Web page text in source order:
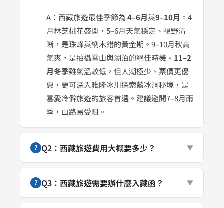
A：西藏旅遊最佳季節為4–6月與9–10月 。4
月林芝桃花盛開，5–6月天氣穩定、視野清
晰，是珠峰與納木錯的黃金期。9–10月秋高
氣爽，是拍攝雪山與湖泊的絕佳時機。 11–2
月冬季雖氣溫較低，但人潮極少、票價更優
惠，更可深入雅隆冰川探索藍冰洞秘境，是
喜愛冷僻旅遊的旅客首選。建議避開7–8月雨
季，山路易受阻。
? Q2：西藏旅遊費用大概要多少？ ▼
? Q3：西藏旅遊需要辦什麼入藏函？ ▼